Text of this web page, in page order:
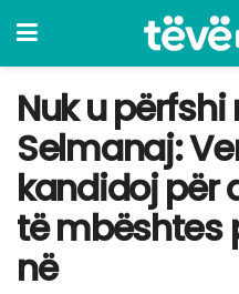
Nuk u përfshi
Selmanaj:
kandidoj për
të mbështes
në